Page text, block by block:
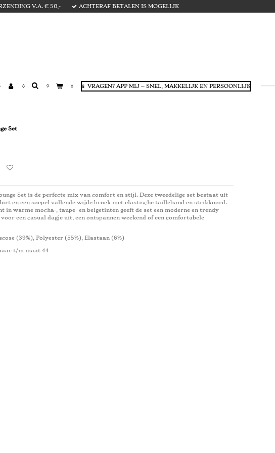
V.A. € 50,- ACHTERAF BETALEN IS MOGELIJK
📱 VRAGEN? APP MIJ – SNEL, MAKKELIJK EN PERSOONLIJK
Set
Set is de perfecte mix van comfort en stijl. Deze tweedelige set bestaat uit
en een soepel vallende wijde broek met elastische tailleband en strikkoord.
in warme mocha-, taupe- en beigetinten geeft de set een moderne en trendy
een casual dagje uit, een ontspannen weekend of een comfortabele
(39%), Polyester (55%), Elastaan ​​(6%)
t/m maat 44